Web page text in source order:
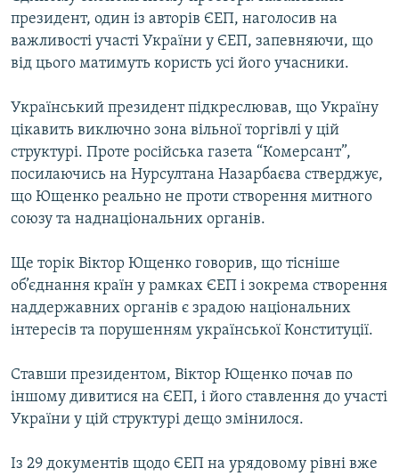
президент, один із авторів ЄЕП, наголосив на
важливості участі України у ЄЕП, запевняючи, що
від цього матимуть користь усі його учасники.
Український президент підкреслював, що Україну
цікавить виключно зона вільної торгівлі у цій
структурі. Проте російська газета “Комерсант”,
посилаючись на Нурсултана Назарбаєва стверджує,
що Ющенко реально не проти створення митного
союзу та наднаціональних органів.
Ще торік Віктор Ющенко говорив, що тісніше
об’єднання країн у рамках ЄЕП і зокрема створення
наддержавних органів є зрадою національних
інтересів та порушенням української Конституції.
Ставши президентом, Віктор Ющенко почав по
іншому дивитися на ЄЕП, і його ставлення до участі
України у цій структурі дещо змінилося.
Із 29 документів щодо ЄЕП на урядовому рівні вже